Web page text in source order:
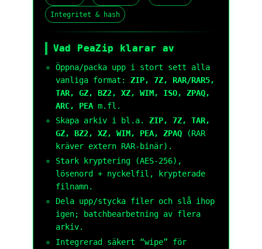
Integritet & hash
Vad PeaZip klarar av
Öppna/packa upp i stort sett alla
vanliga format: ZIP, 7Z, RAR/RAR5,
TAR, GZ, BZ2, XZ, WIM, ISO, ZPAQ,
ARC, PEAm.fl.
Skapa arkiv i bl.a. ZIP, 7Z, TAR,
GZ, BZ2, XZ, WIM, PEA, ZPAQ(RAR
kräver extern RAR-binär).
Stark kryptering (AES-256),
lösenord + nyckelfil, krypterade
filnamn.
Dela upp/stycka filer och slå ihop
igen; batchbearbetning av flera
arkiv.
Integrerad säkert “wipe” för